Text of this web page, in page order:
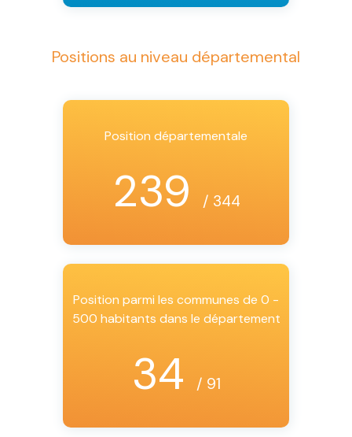
Positions au niveau départemental
Position départementale
239 / 344
Position parmi les communes de 0 -
500 habitants dans le département
34 / 91